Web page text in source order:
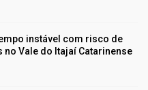
instável com risco de
no Vale do Itajaí Catarinense